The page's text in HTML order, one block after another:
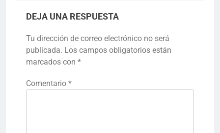
DEJA UNA RESPUESTA
Tu dirección de correo electrónico no será
publicada. Los campos obligatorios están
marcados con *
Comentario *